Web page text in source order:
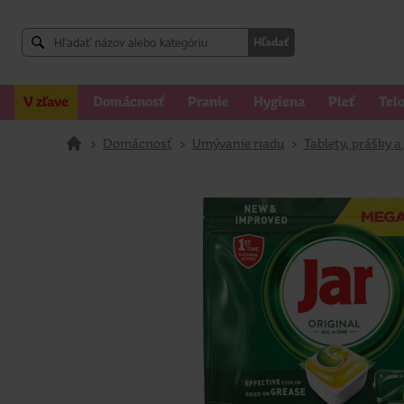
Hľadať
V zľave Domácnosť Pranie Hygiena Pleť Telo
> Domácnosť > Umývanie riadu > Tablety, prášky